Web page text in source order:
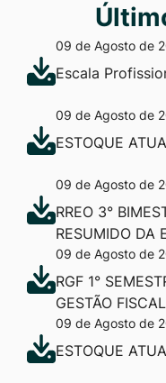
09 de Agosto de
Escala
09 de Agosto de
ESTOQUE
09 de Agosto de
RREO 3°
RESUMIDO DA
09 de Agosto de
RGF 1°
GESTÃO FISCAL
09 de Agosto de
ESTOQUE